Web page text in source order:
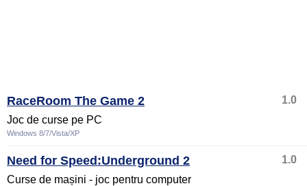
RaceRoom The Game 2
1.0
Joc de curse pe PC
Windows 8/7/Vista/XP
Need for Speed:Underground 2
1.0
Curse de mașini - joc pentru computer